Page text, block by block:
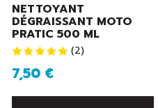
NETTOYANT
DÉGRAISSANT MOTO
PRATIC 500 ML
(2)
7,50 €